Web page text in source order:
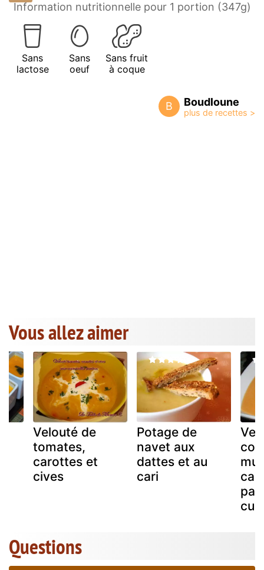
Information nutritionnelle pour 1 portion (347g)
Sans
lactose
Sans
oeuf
Sans fruit
à coque
B Boudloune
Vous allez aimer
Velouté de
tomates,
carottes et
cives
Potage de
navet aux
dattes et au
cari
Questions